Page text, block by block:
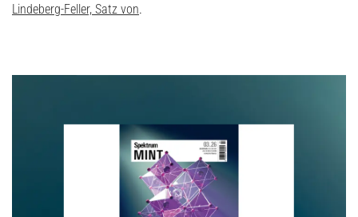
Lindeberg-Feller, Satz von.